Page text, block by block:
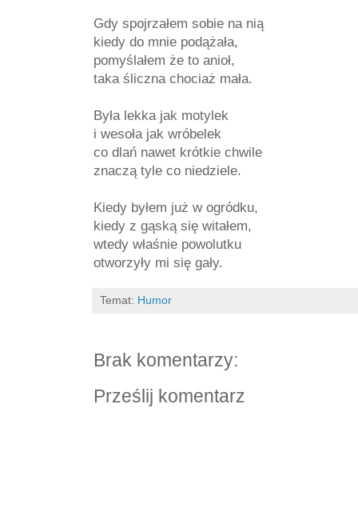
Gdy spojrzałem sobie na nią
kiedy do mnie podążała,
pomyślałem że to anioł,
taka śliczna chociaż mała.
Była lekka jak motylek
i wesoła jak wróbelek
co dlań nawet krótkie chwile
znaczą tyle co niedziele.
Kiedy byłem już w ogródku,
kiedy z gąską się witałem,
wtedy właśnie powolutku
otworzyły mi się gały.
Temat: Humor
Brak komentarzy:
Prześlij komentarz